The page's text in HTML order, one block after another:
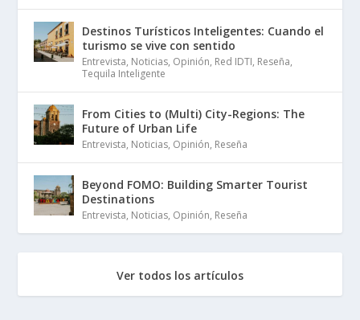
Destinos Turísticos Inteligentes: Cuando el
turismo se vive con sentido
Entrevista, Noticias, Opinión, Red IDTI, Reseña,
Tequila Inteligente
From Cities to (Multi) City-Regions: The
Future of Urban Life
Entrevista, Noticias, Opinión, Reseña
Beyond FOMO: Building Smarter Tourist
Destinations
Entrevista, Noticias, Opinión, Reseña
Ver todos los artículos